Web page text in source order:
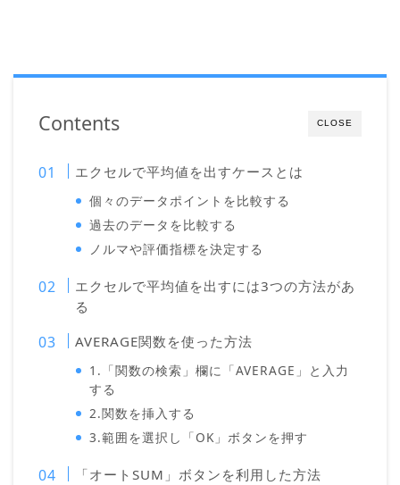
CLOSE
Contents
エクセルで平均値を出すケースとは
個々のデータポイントを比較する
過去のデータを比較する
ノルマや評価指標を決定する
エクセルで平均値を出すには3つの方法があ
る
AVERAGE関数を使った方法
1.「関数の検索」欄に「AVERAGE」と入力
する
2.関数を挿入する
3.範囲を選択し「OK」ボタンを押す
「オートSUM」ボタンを利用した方法